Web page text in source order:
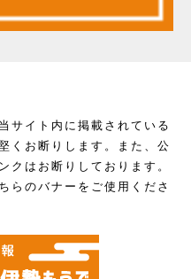
サイト内に掲載されている
くお断りします。また、公
クはお断りしております。
らのバナーをご使用くださ